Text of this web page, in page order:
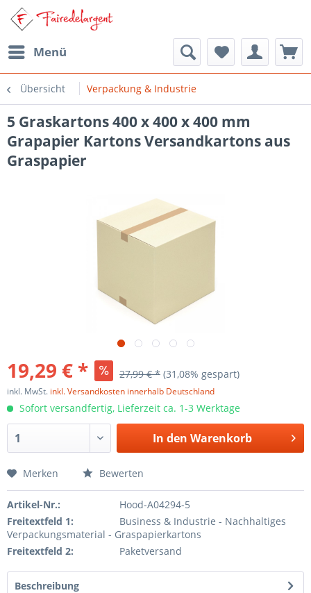
Menü
Übersicht Verpackung & Industrie
5 Graskartons 400 x 400 x 400 mm
Grapapier Kartons Versandkartons aus
Graspapier
19,29 € * 27,99 € * (31,08% gespart)
inkl. MwSt. inkl. Versandkosten innerhalb Deutschland
Sofort versandfertig, Lieferzeit ca. 1-3 Werktage
In den Warenkorb
Merken Bewerten
Artikel-Nr.:
Hood-A04294-5
Freitextfeld 1:
Business & Industrie - Nachhaltiges
Verpackungsmaterial - Graspapierkartons
Freitextfeld 2:
Paketversand
Beschreibung